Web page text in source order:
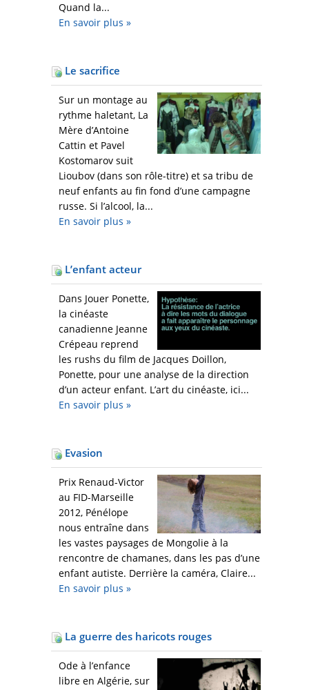
Quand la...
En savoir plus »
Le sacrifice
Sur un montage au
rythme haletant, La
Mère d’Antoine
Cattin et Pavel
Kostomarov suit
Lioubov (dans son rôle-titre) et sa tribu de
neuf enfants au fin fond d’une campagne
russe. Si l’alcool, la...
En savoir plus »
L’enfant acteur
Dans Jouer Ponette,
la cinéaste
canadienne Jeanne
Crépeau reprend
les rushs du film de Jacques Doillon,
Ponette, pour une analyse de la direction
d’un acteur enfant. L’art du cinéaste, ici...
En savoir plus »
Evasion
Prix Renaud-Victor
au FID-Marseille
2012, Pénélope
nous entraîne dans
les vastes paysages de Mongolie à la
rencontre de chamanes, dans les pas d’une
enfant autiste. Derrière la caméra, Claire...
En savoir plus »
La guerre des haricots rouges
Ode à l’enfance
libre en Algérie, sur